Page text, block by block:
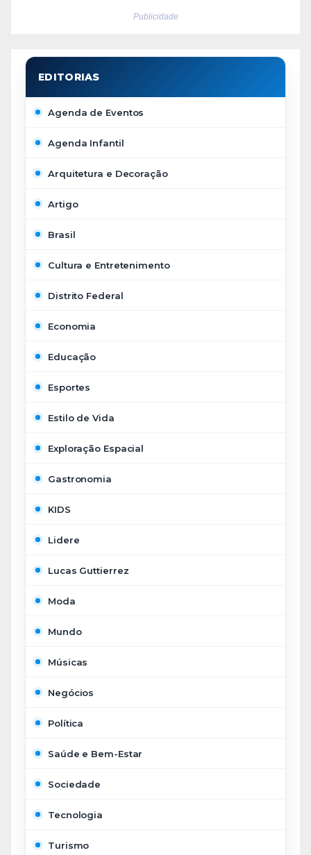
Publicidade
Agenda de Eventos
Agenda Infantil
Arquitetura e Decoração
Artigo
Brasil
Cultura e Entretenimento
Distrito Federal
Economia
Educação
Esportes
Estilo de Vida
Exploração Espacial
Gastronomia
KIDS
Lidere
Lucas Guttierrez
Moda
Mundo
Músicas
Negócios
Política
Saúde e Bem-Estar
Sociedade
Tecnologia
Turismo